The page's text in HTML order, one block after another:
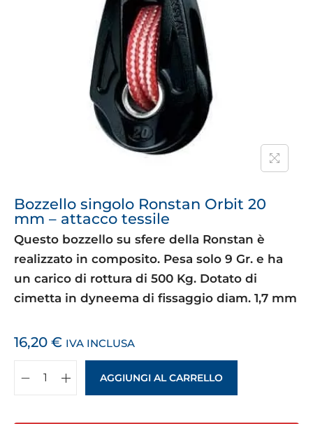
Bozzello singolo Ronstan Orbit 20
mm – attacco tessile
Questo bozzello su sfere della Ronstan è
realizzato in composito. Pesa solo 9 Gr. e ha
un carico di rottura di 500 Kg. Dotato di
cimetta in dyneema di fissaggio diam. 1,7 mm
16,20 € IVA INCLUSA
AGGIUNGI AL CARRELLO